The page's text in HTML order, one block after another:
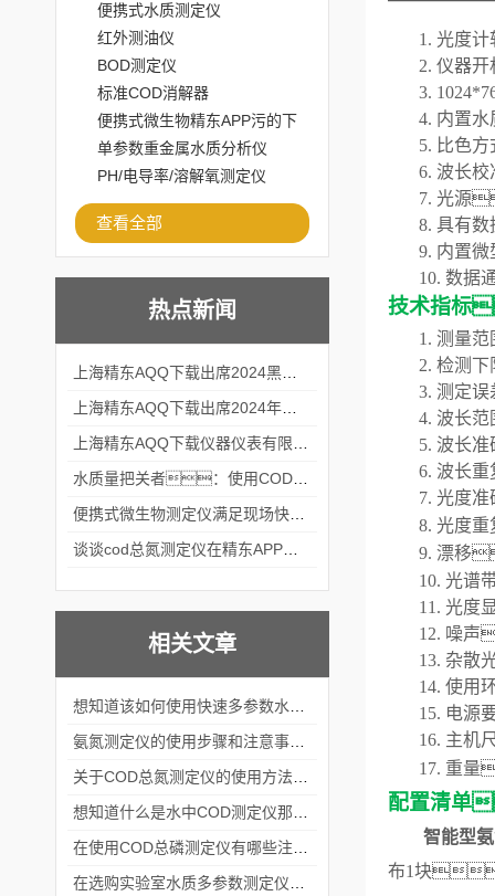
便携式水质测定仪
红外测油仪
BOD测定仪
标准COD消解器
便携式微生物精东APP污的下
载安装
单参数重金属水质分析仪
PH/电导率/溶解氧测定仪
查看全部
热点新闻
相关文章
1. 光度
2. 仪器开
3.
4. 内置水
5. 比色
6. 波长
7. 光源
8. 具有
9. 内置
10. 数据
技术指标
1. 测量
2. 检测
3. 测定
4. 波长
5. 波长
6. 波长
7. 光度准
8. 光度重
9. 漂移
10. 光谱
11. 光度
12. 噪声
13. 杂散
14. 使用
15. 电源
16. 主机
17. 重量
配置清单
智能型
布1块